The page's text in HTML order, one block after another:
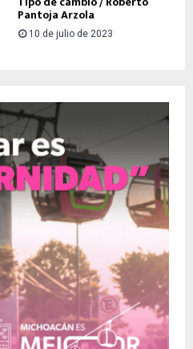
Pantoja Arzola
10 de julio de 2023